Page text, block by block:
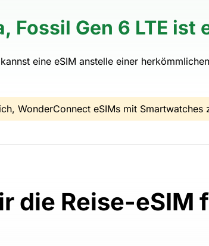
Fossil Gen 6 LTE
eine eSIM anstelle einer
WonderConnect eSIMs mit
die Reise-eSIM